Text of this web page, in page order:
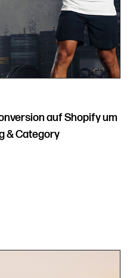
auf Shopify um
& Category